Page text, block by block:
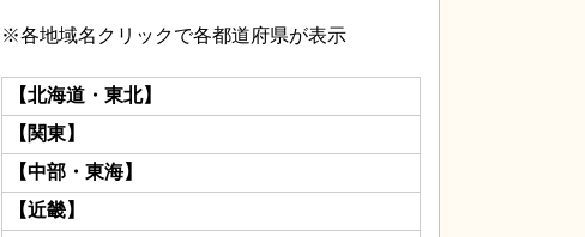
※各地域名クリックで各都道府県が表示
【北海道・東北】
【関東】
【中部・東海】
【近畿】